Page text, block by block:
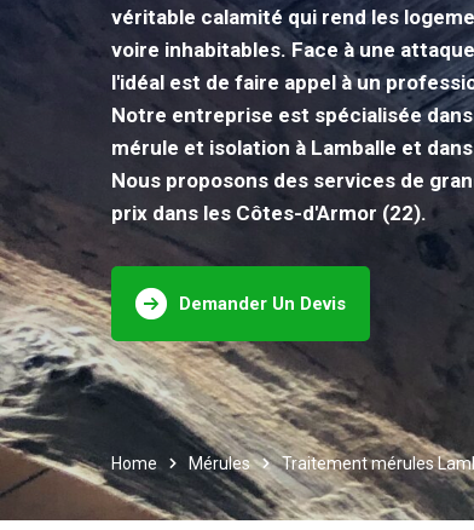
véritable calamité qui rend les
voire inhabitables. Face à une
l'idéal est de faire appel à un
Notre entreprise est spécialisée
mérule et isolation à Lamballe et
Nous proposons des services de
prix dans les Côtes-d'Armor (22).
Demander Un Devis
Home Mérules Traitement mérules